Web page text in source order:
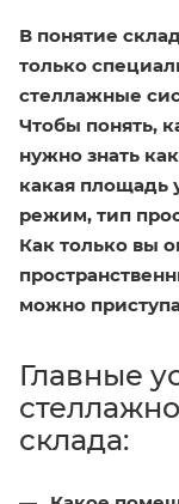
В понятие
только
стеллажные
Чтобы понять,
нужно знать
какая площадь
режим, тип
Как только вы
можно
Главные
склада: